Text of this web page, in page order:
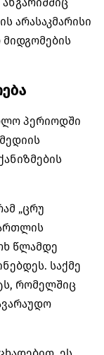
არასაკმარისი
პერიოდში
„ცრუ
წლამდე
საქმე
რომელშიც